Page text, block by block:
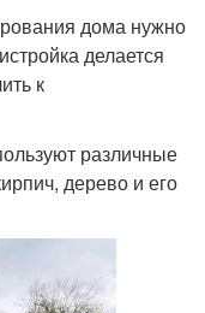
дома нужно
делается
к
различные
дерево и его